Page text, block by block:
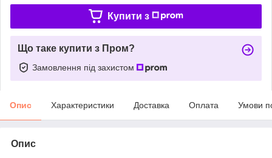
Купити з
Що таке купити з Пром?
Замовлення під захистом
Опис Характеристики Доставка Оплата Умови
Опис